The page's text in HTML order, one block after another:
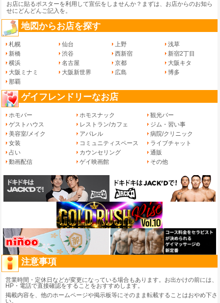
お店に貼るポスターを利用して宣伝をしませんか？まずは、 お店からのお知ら
せにどんどんご記入を。
地図からお店を探す
札幌 仙台 上野
浅草
新橋
渋谷 西新宿
新宿2丁目
横浜
名古屋 京都
大阪キタ
大阪ミナミ
大阪新世界 広島
博多
那覇
ゲイフレンドリーなお店
ホモバー ホモスナック
観光バー
ゲストハウス
レストラン/カフェ
ジム・習い事
美容室/メイク
アパレル
病院/クリニック
女装
コミュニティスペース
ライブチャット
占い
カウンセリング
通販
動画配信
ゲイ映画館 その他
注意事項
営業時間・定休日などが変更になっている場合もあります。お出かけの前には、
HP・電話で直接確認をすることをおすすめします。
掲載内容を、他のホームページや掲示板等にそのまま転載することはおやめ下さ
い。